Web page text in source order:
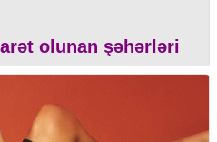
olunan şəhərləri